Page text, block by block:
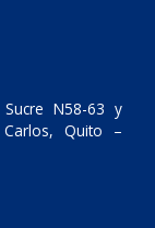
N58-63 y
Quito –